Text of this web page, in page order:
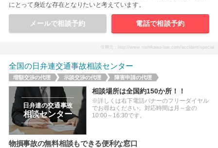
にとって身近な存在となりたいと考えています。
メールで相談予約 電話で相談予約
引用元：http://www.nishikawa-law.com/accident/special
全国の日弁連交通事故相談センター
増額交渉の代理 示談交渉の代理 障害申請の代理
日弁連の交通事故
相談センター
相談場所は全国約150か所！！
※詳しくは右下電話バナーのフリーダイヤル
でお尋ねください。対応時間は月～金の
10:00～16:30です。
物損事故の無料相談もできる便利な窓口